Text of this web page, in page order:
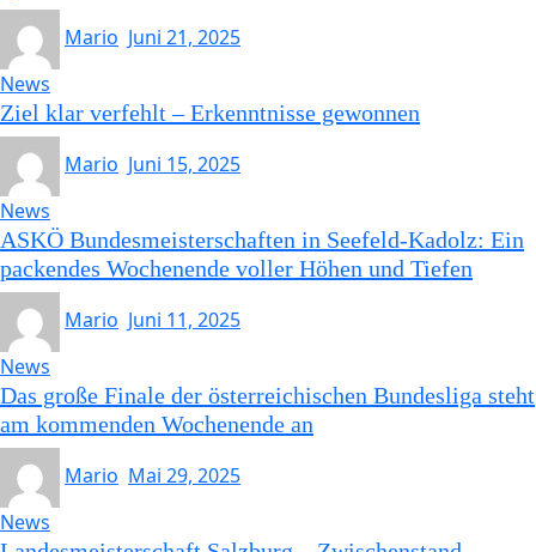
Mario Juni 21, 2025
News
Ziel klar verfehlt – Erkenntnisse gewonnen
Mario Juni 15, 2025
News
ASKÖ Bundesmeisterschaften in Seefeld-Kadolz: Ein
packendes Wochenende voller Höhen und Tiefen
Mario Juni 11, 2025
News
Das große Finale der österreichischen Bundesliga steht
am kommenden Wochenende an
Mario Mai 29, 2025
News